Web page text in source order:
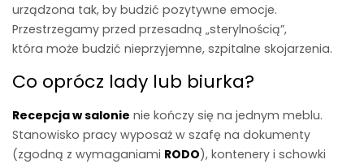
urządzona tak, by budzić pozytywne emocje.
Przestrzegamy przed przesadną „sterylnością”,
która może budzić nieprzyjemne, szpitalne skojarzenia.
Co oprócz lady lub biurka?
Recepcja w salonie nie kończy się na jednym meblu.
Stanowisko pracy wyposaż w szafę na dokumenty
(zgodną z wymaganiami RODO), kontenery i schowki